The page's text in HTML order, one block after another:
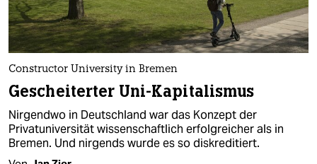
Constructor University in Bremen
Gescheiterter Uni-Kapitalismus
Nirgendwo in Deutschland war das Konzept der
Privatuniversität wissenschaftlich erfolgreicher als in
Bremen. Und nirgends wurde es so diskreditiert.